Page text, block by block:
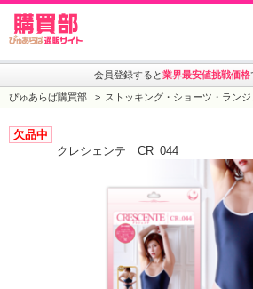
会員登録すると業界最安値挑戦価格
ぴゅあらば購買部 ストッキング・ショーツ・ランジ
欠品中
クレシェンテ CR_044